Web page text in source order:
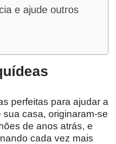
e ajude outros
perfeitas para ajudar a
casa, originaram-se
de anos atrás, e
cada vez mais